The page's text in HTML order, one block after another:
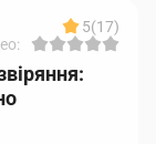
5(17)